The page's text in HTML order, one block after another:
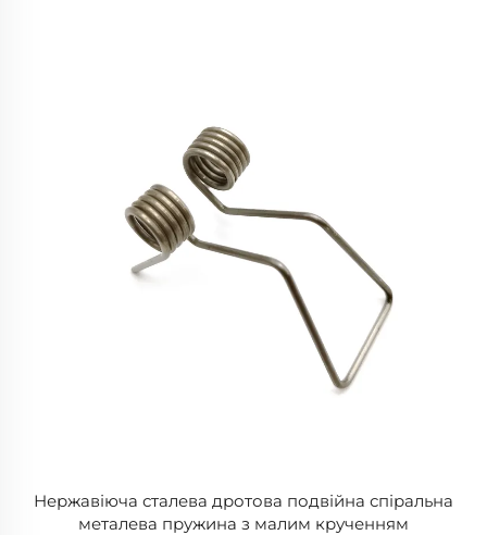
Нержавіюча сталева дротова подвійна спіральна
металева пружина з малим крученням